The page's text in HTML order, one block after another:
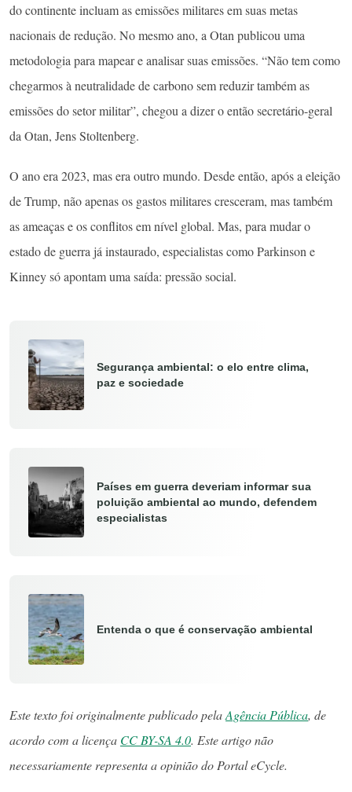
do continente incluam as emissões militares em suas metas
nacionais de redução. No mesmo ano, a Otan publicou uma
metodologia para mapear e analisar suas emissões. “Não tem como
chegarmos à neutralidade de carbono sem reduzir também as
emissões do setor militar”, chegou a dizer o então secretário-geral
da Otan, Jens Stoltenberg.
O ano era 2023, mas era outro mundo. Desde então, após a eleição
de Trump, não apenas os gastos militares cresceram, mas também
as ameaças e os conflitos em nível global. Mas, para mudar o
estado de guerra já instaurado, especialistas como Parkinson e
Kinney só apontam uma saída: pressão social.
Segurança ambiental: o elo entre clima,
paz e sociedade
Países em guerra deveriam informar sua
poluição ambiental ao mundo, defendem
especialistas
Entenda o que é conservação ambiental
Este texto foi originalmente publicado pelaAgência Pública, de
acordo com a licença CC BY-SA 4.0. Este artigo não
necessariamente representa a opinião do Portal eCycle.